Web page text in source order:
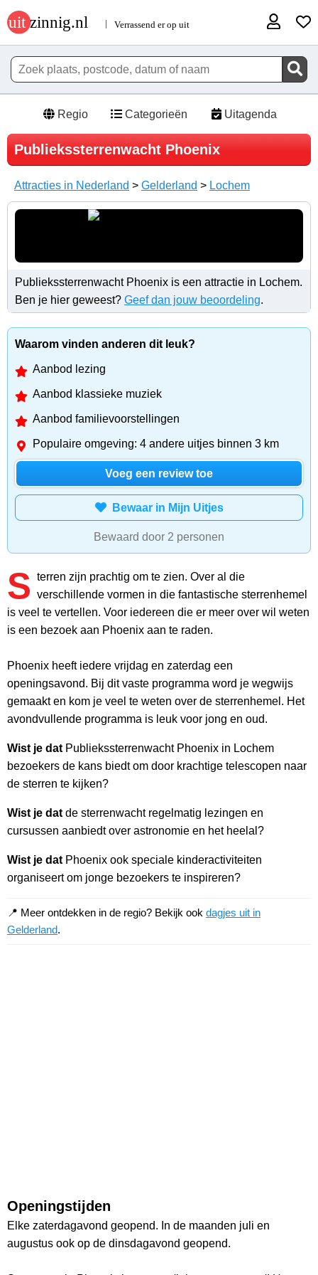
Regio Categorieën Uitagenda
Publiekssterrenwacht Phoenix
Attracties in Nederland > Gelderland > Lochem
Publiekssterrenwacht Phoenix is een attractie in Lochem.
Ben je hier geweest? Geef dan jouw beoordeling.
Waarom vinden anderen dit leuk?
Aanbod lezing
Aanbod klassieke muziek
Aanbod familievoorstellingen
Populaire omgeving: 4 andere uitjes binnen 3 km
Voeg een review toe
Bewaar in Mijn Uitjes
Bewaard door 2 personen
S terren zijn prachtig om te zien. Over al die
verschillende vormen in die fantastische sterrenhemel
is veel te vertellen. Voor iedereen die er meer over wil weten
is een bezoek aan Phoenix aan te raden.
Phoenix heeft iedere vrijdag en zaterdag een
openingsavond. Bij dit vaste programma word je wegwijs
gemaakt en kom je veel te weten over de sterrenhemel. Het
avondvullende programma is leuk voor jong en oud.
Wist je dat Publiekssterrenwacht Phoenix in Lochem
bezoekers de kans biedt om door krachtige telescopen naar
de sterren te kijken?
Wist je dat de sterrenwacht regelmatig lezingen en
cursussen aanbiedt over astronomie en het heelal?
Wist je dat Phoenix ook speciale kinderactiviteiten
organiseert om jonge bezoekers te inspireren?
📍 Meer ontdekken in de regio? Bekijk ook dagjes uit in
Gelderland.
Openingstijden
Elke zaterdagavond geopend. In de maanden juli en
augustus ook op de dinsdagavond geopend.